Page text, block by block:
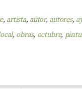
, artista, autor, autores,
, obras, octubre,